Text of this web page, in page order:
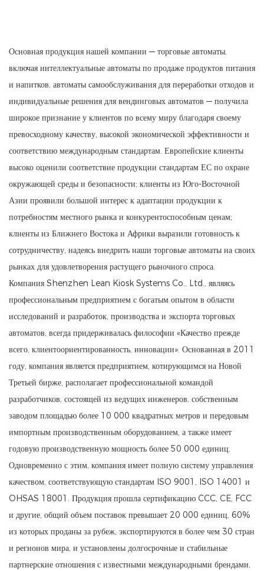
Основная продукция нашей компании — торговые автоматы,
включая интеллектуальные автоматы по продаже продуктов питания
и напитков, автоматы самообслуживания для переработки отходов и
индивидуальные решения для вендинговых автоматов — получила
широкое признание у клиентов по всему миру благодаря своему
превосходному качеству, высокой экономической эффективности и
соответствию международным стандартам. Европейские клиенты
высоко оценили соответствие продукции стандартам ЕС по охране
окружающей среды и безопасности; клиенты из Юго-Восточной
Азии проявили большой интерес к адаптации продукции к
потребностям местного рынка и конкурентоспособным ценам;
клиенты из Ближнего Востока и Африки выразили готовность к
сотрудничеству, надеясь внедрить наши торговые автоматы на своих
рынках для удовлетворения растущего рыночного спроса.
Компания Shenzhen Lean Kiosk Systems Co., Ltd., являясь
профессиональным предприятием с богатым опытом в области
исследований и разработок, производства и экспорта торговых
автоматов, всегда придерживалась философии «Качество прежде
всего, клиентоориентированность, инновации». Основанная в 2011
году, компания является предприятием, котирующимся на Новой
Третьей бирже, располагает профессиональной командой
разработчиков, состоящей из ведущих инженеров, собственным
заводом площадью более 10 000 квадратных метров и передовым
импортным производственным оборудованием, а также имеет
годовую производственную мощность более 50 000 единиц.
Одновременно с этим, компания имеет полную систему управления
качеством, соответствующую стандартам ISO 9001, ISO 14001 и
OHSAS 18001. Продукция прошла сертификацию CCC, CE, FCC
и другие, общий объем поставок превышает 20 000 единиц, 60%
из которых проданы за рубеж, экспортируются в более чем 30 стран
и регионов мира, и установлены долгосрочные и стабильные
партнерские отношения с известными международными брендами,